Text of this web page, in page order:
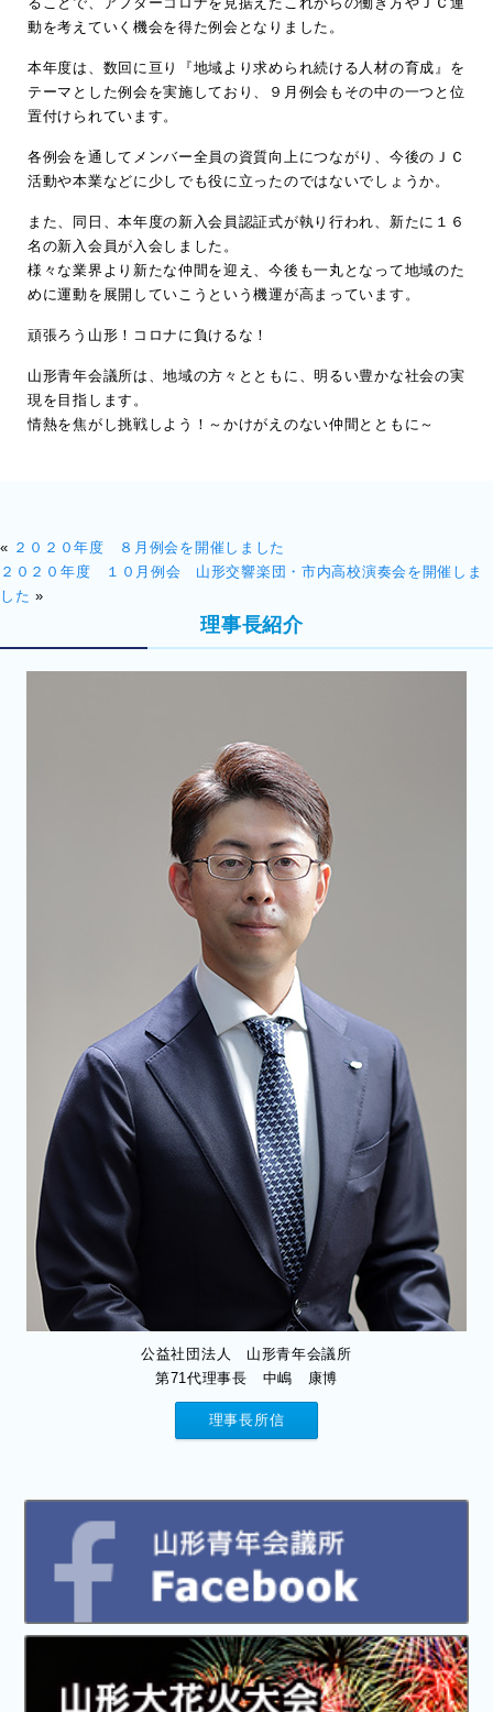
動を考えていく機会を得た例会となりました。
本年度は、数回に亘り『地域より求められ続ける人材の育成』を
テーマとした例会を実施しており、９月例会もその中の一つと位
置付けられています。
各例会を通してメンバー全員の資質向上につながり、今後のＪＣ
活動や本業などに少しでも役に立ったのではないでしょうか。
また、同日、本年度の新入会員認証式が執り行われ、新たに１６
名の新入会員が入会しました。
様々な業界より新たな仲間を迎え、今後も一丸となって地域のた
めに運動を展開していこうという機運が高まっています。
頑張ろう山形！コロナに負けるな！
山形青年会議所は、地域の方々とともに、明るい豊かな社会の実
現を目指します。
情熱を焦がし挑戦しよう！～かけがえのない仲間とともに～
« ２０２０年度 ８月例会を開催しました
２０２０年度 １０月例会 山形交響楽団・市内高校演奏会を開催しま
した »
理事長紹介
公益社団法人 山形青年会議所
第71代理事長 中嶋 康博
理事長所信